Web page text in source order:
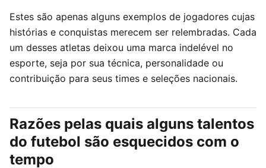
Estes são apenas alguns exemplos de jogadores cujas
histórias e conquistas merecem ser relembradas. Cada
um desses atletas deixou uma marca indelével no
esporte, seja por sua técnica, personalidade ou
contribuição para seus times e seleções nacionais.
Razões pelas quais alguns talentos
do futebol são esquecidos com o
tempo